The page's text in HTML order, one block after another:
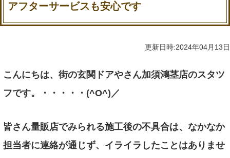
アフターサービスも安心です
更新日時:2024年04月13日
こんにちは、街の玄関ドアやさん加須鴻茎店のスタツ
フです。・・・・・(^O^)／
皆さん量販店でみられる施工後の不具合は、なかなか
担当者に連絡が通じず、イライラしたことはありませ